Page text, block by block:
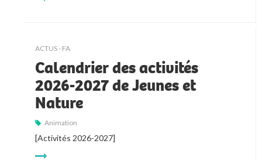
ACTUS - FA
Calendrier des activités
2026-2027 de Jeunes et
Nature
Animation
[Activités 2026-2027]